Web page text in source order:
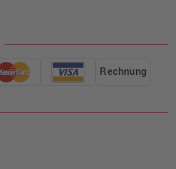
Rechnung